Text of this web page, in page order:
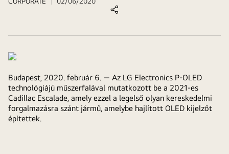
Megosztás
Budapest, 2020. február 6. — Az LG Electronics P-OLED
technológiájú műszerfalával mutatkozott be a 2021-es
Cadillac Escalade, amely ezzel a legelső olyan kereskedelmi
forgalmazásra szánt jármű, amelybe hajlított OLED kijelzőt
építettek.